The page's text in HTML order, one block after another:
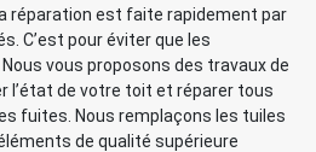
réparation est faite rapidement par
C’est pour éviter que les
vous proposons des travaux de
l’état de votre toit et réparer tous
fuites. Nous remplaçons les tuiles
de qualité supérieure